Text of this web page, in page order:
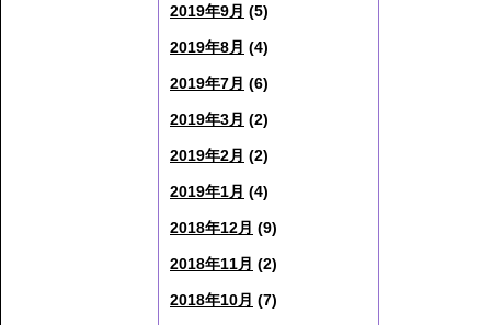
2019年9月 (5)
2019年8月 (4)
2019年7月 (6)
2019年3月 (2)
2019年2月 (2)
2019年1月 (4)
2018年12月 (9)
2018年11月 (2)
2018年10月 (7)